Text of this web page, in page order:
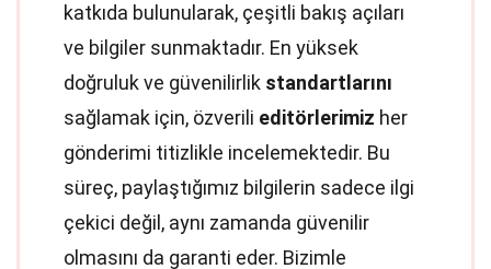
katkıda bulunularak, çeşitli bakış açıları
ve bilgiler sunmaktadır. En yüksek
doğruluk ve güvenilirlik standartlarını
sağlamak için, özverili editörlerimiz her
gönderimi titizlikle incelemektedir. Bu
süreç, paylaştığımız bilgilerin sadece ilgi
çekici değil, aynı zamanda güvenilir
olmasını da garanti eder. Bizimle